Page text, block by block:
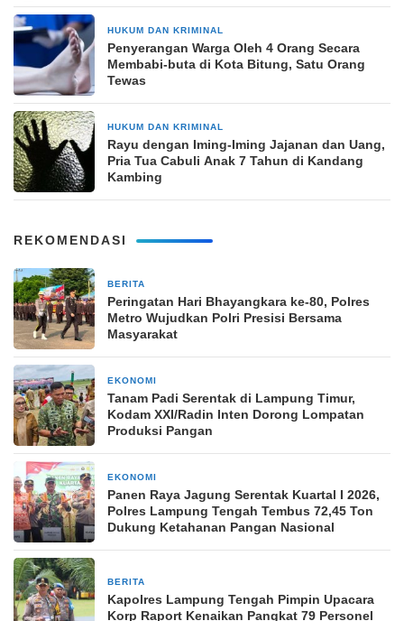
HUKUM DAN KRIMINAL
Penyerangan Warga Oleh 4 Orang Secara
Membabi-buta di Kota Bitung, Satu Orang
Tewas
HUKUM DAN KRIMINAL
Rayu dengan Iming-Iming Jajanan dan Uang,
Pria Tua Cabuli Anak 7 Tahun di Kandang
Kambing
REKOMENDASI
BERITA
Peringatan Hari Bhayangkara ke-80, Polres
Metro Wujudkan Polri Presisi Bersama
Masyarakat
EKONOMI
Tanam Padi Serentak di Lampung Timur,
Kodam XXI/Radin Inten Dorong Lompatan
Produksi Pangan
EKONOMI
Panen Raya Jagung Serentak Kuartal I 2026,
Polres Lampung Tengah Tembus 72,45 Ton
Dukung Ketahanan Pangan Nasional
BERITA
Kapolres Lampung Tengah Pimpin Upacara
Korp Raport Kenaikan Pangkat 79 Personel